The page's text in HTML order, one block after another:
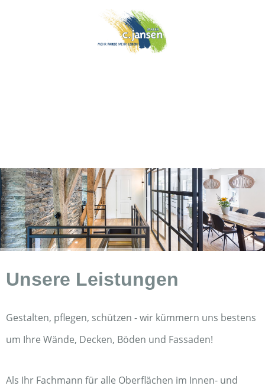
Unsere Leistungen
Gestalten, pflegen, schützen - wir kümmern uns bestens
um Ihre Wände, Decken, Böden und Fassaden!
Als Ihr Fachmann für alle Oberflächen im Innen- und